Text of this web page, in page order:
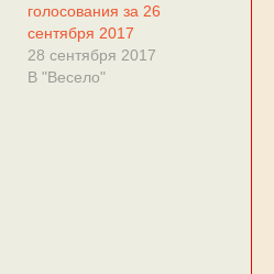
голосования за 26
сентября 2017
28 сентября 2017
В "Весело"